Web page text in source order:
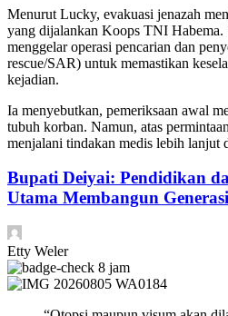
Menurut Lucky, evakuasi jenazah
yang dijalankan Koops TNI
menggelar operasi pencarian dan
rescue/SAR) untuk memastikan
kejadian.
Ia menyebutkan, pemeriksaan awal
tubuh korban. Namun, atas
menjalani tindakan medis lebih lanjut
Bupati Deiyai: Pendidikan
Utama Membangun
Etty Weler
8 jam